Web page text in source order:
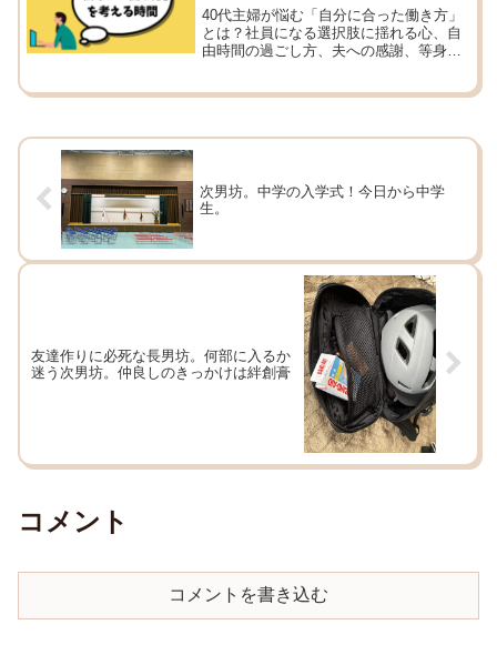
40代主婦が悩む「自分に合った働き方」
とは？社員になる選択肢に揺れる心、自
由時間の過ごし方、夫への感謝、等身大
次男坊。中学の入学式！今日から中学
生。
友達作りに必死な長男坊。何部に入るか
迷う次男坊。仲良しのきっかけは絆創膏
コメント
コメントを書き込む